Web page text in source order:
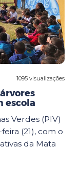
1095 visualizações
escola
Verdes (PIV)
(21), com o
da Mata